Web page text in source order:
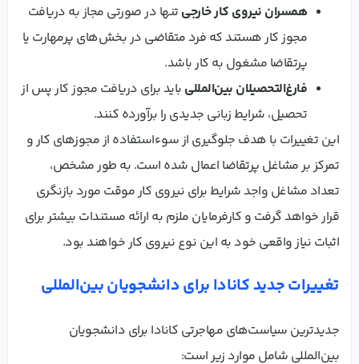
همسران نیروی کار خارجی تنها در صورتی مجاز به دریافت
مجوز کار هستند که فرد متقاضی در بخش‌های پرمهارت یا
پرتقاضا مشغول به کار باشد.
فارغ‌التحصیلان بین‌المللی باید برای دریافت مجوز کار پس از
تحصیل، شرایط زبانی جدیدی را برآورده کنند.
این تغییرات با هدف جلوگیری از سوءاستفاده از مجوزهای کار و
تمرکز بر مشاغل پرتقاضا اعمال شده است. به طور مشخص،
تعداد مشاغل واجد شرایط برای نیروی کار موقت مورد بازنگری
قرار خواهد گرفت و کارفرمایان ملزم به ارائه مستندات بیشتر برای
اثبات نیاز واقعی خود به این نوع نیروی کار خواهند بود.
تغییرات جدید کانادا برای دانشجویان بین‌المللی
جدیدترین سیاست‌های مهاجرتی کانادا برای دانشجویان
بین‌المللی شامل موارد زیر است: